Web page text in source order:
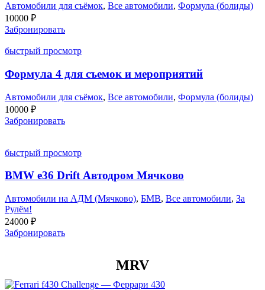
Автомобили для съёмок, Все автомобили, Формула (болиды)
10000 ₽
Забронировать
быстрый просмотр
Формула 4 для съемок и мероприятий
Автомобили для съёмок, Все автомобили, Формула (болиды)
10000 ₽
Забронировать
быстрый просмотр
BMW e36 Drift Автодром Мячково
Автомобили на АДМ (Мячково), БМВ, Все автомобили, За
Рулём!
24000 ₽
Забронировать
MRV